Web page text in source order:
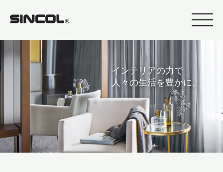
インテリアの力で
人々の生活を豊かに。